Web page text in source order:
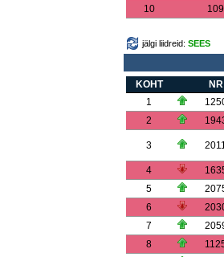
10
109
jälgi liidreid: SEES
KOHT NR
1
2
3
4
5
6
7
8